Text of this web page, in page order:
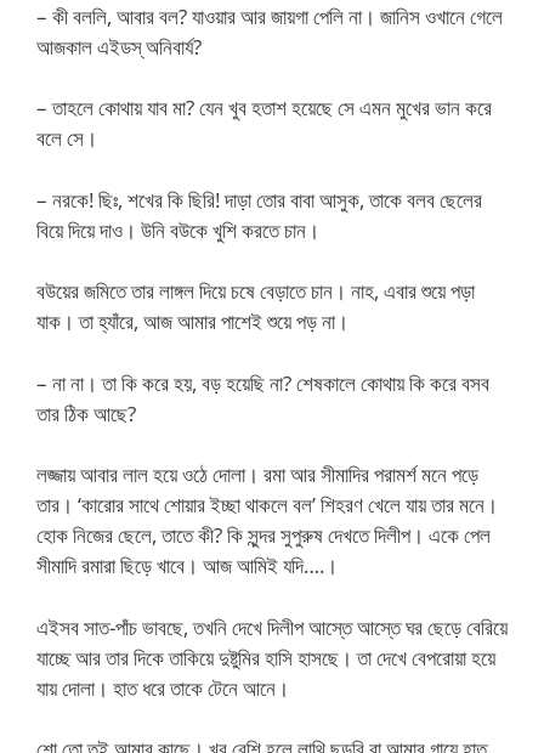
– কী বললি, আবার বল? যাওয়ার আর জায়গা পেলি না। জানিস ওখানে গেলে
আজকাল এইডস্ অনিবার্য?
– তাহলে কোথায় যাব মা? যেন খুব হতাশ হয়েছে সে এমন মুখের ভান করে
বলে সে।
– নরকে! ছিঃ, শখের কি ছিরি! দাড়া তোর বাবা আসুক, তাকে বলব ছেলের
বিয়ে দিয়ে দাও। উনি বউকে খুশি করতে চান।
বউয়ের জমিতে তার লাঙ্গল দিয়ে চষে বেড়াতে চান। নাহ, এবার শুয়ে পড়া
যাক। তা হ্যাঁরে, আজ আমার পাশেই শুয়ে পড় না।
– না না। তা কি করে হয়, বড় হয়েছি না? শেষকালে কোথায় কি করে বসব
তার ঠিক আছে?
লজ্জায় আবার লাল হয়ে ওঠে দোলা। রমা আর সীমাদির পরামর্শ মনে পড়ে
তার। ‘কারোর সাথে শোয়ার ইচ্ছা থাকলে বল’ শিহরণ খেলে যায় তার মনে।
হোক নিজের ছেলে, তাতে কী? কি সুন্দর সুপুরুষ দেখতে দিলীপ। একে পেল
সীমাদি রমারা ছিড়ে খাবে। আজ আমিই যদি….।
এইসব সাত-পাঁচ ভাবছে, তখনি দেখে দিলীপ আস্তে আস্তে ঘর ছেড়ে বেরিয়ে
যাচ্ছে আর তার দিকে তাকিয়ে দুষ্টুমির হাসি হাসছে। তা দেখে বেপরোয়া হয়ে
যায় দোলা। হাত ধরে তাকে টেনে আনে।